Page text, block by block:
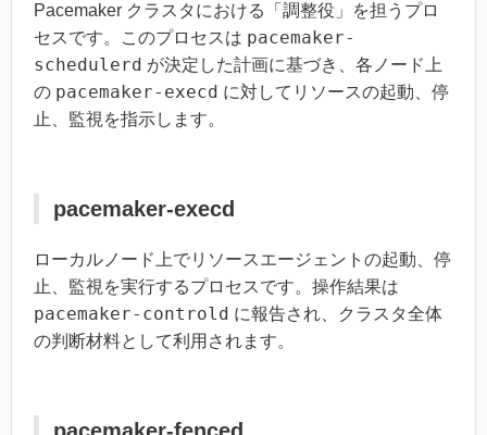
Pacemaker クラスタにおける「調整役」を担うプロ
セスです。このプロセスは pacemaker-
schedulerd が決定した計画に基づき、各ノード上
の pacemaker-execd に対してリソースの起動、停
止、監視を指示します。
pacemaker-execd
ローカルノード上でリソースエージェントの起動、停
止、監視を実行するプロセスです。操作結果は
pacemaker-controld に報告され、クラスタ全体
の判断材料として利用されます。